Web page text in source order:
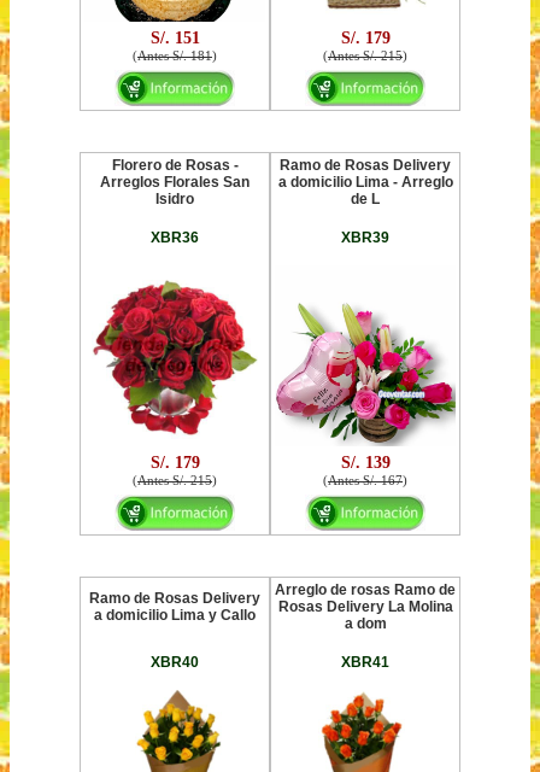
S/. 151
(Antes S/. 181)
S/. 179
(Antes S/. 215)
Florero de Rosas -
Arreglos Florales San
Isidro
XBR36
S/. 179
(Antes S/. 215)
Ramo de Rosas Delivery
a domicilio Lima - Arreglo
de L
XBR39
S/. 139
(Antes S/. 167)
Ramo de Rosas Delivery
a domicilio Lima y Callo
XBR40
Arreglo de rosas Ramo de
Rosas Delivery La Molina
a dom
XBR41